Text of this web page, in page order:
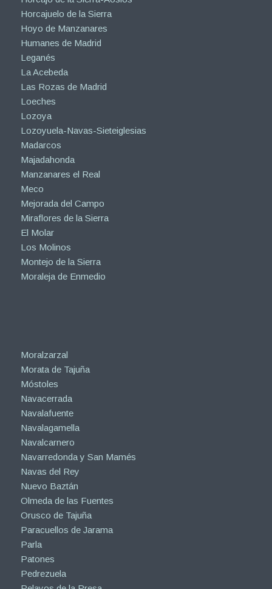
Horcajuelo de la Sierra
Hoyo de Manzanares
Humanes de Madrid
Leganés
La Acebeda
Las Rozas de Madrid
Loeches
Lozoya
Lozoyuela-Navas-Sieteiglesias
Madarcos
Majadahonda
Manzanares el Real
Meco
Mejorada del Campo
Miraflores de la Sierra
El Molar
Los Molinos
Montejo de la Sierra
Moraleja de Enmedio
Moralzarzal
Morata de Tajuña
Móstoles
Navacerrada
Navalafuente
Navalagamella
Navalcarnero
Navarredonda y San Mamés
Navas del Rey
Nuevo Baztán
Olmeda de las Fuentes
Orusco de Tajuña
Paracuellos de Jarama
Parla
Patones
Pedrezuela